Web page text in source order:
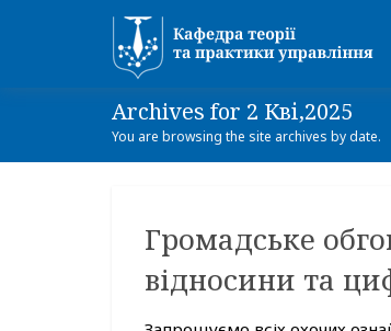
Archives for 2 Кві,2025
You are browsing the site archives by date.
Громадське
відносини та